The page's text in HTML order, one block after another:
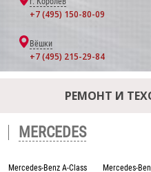
+7 (495) 150-80-09
Вёшки
+7 (495) 215-29-84
РЕМОНТ И
MERCEDES
Mercedes-Benz A-Class Mercedes-